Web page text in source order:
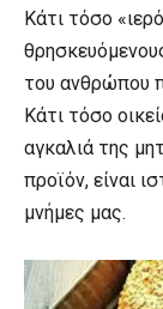
Κάτι τόσο
του ανθρώπου
Κάτι τόσο
αγκαλιά της
προϊόν, είναι
μνήμες μας.